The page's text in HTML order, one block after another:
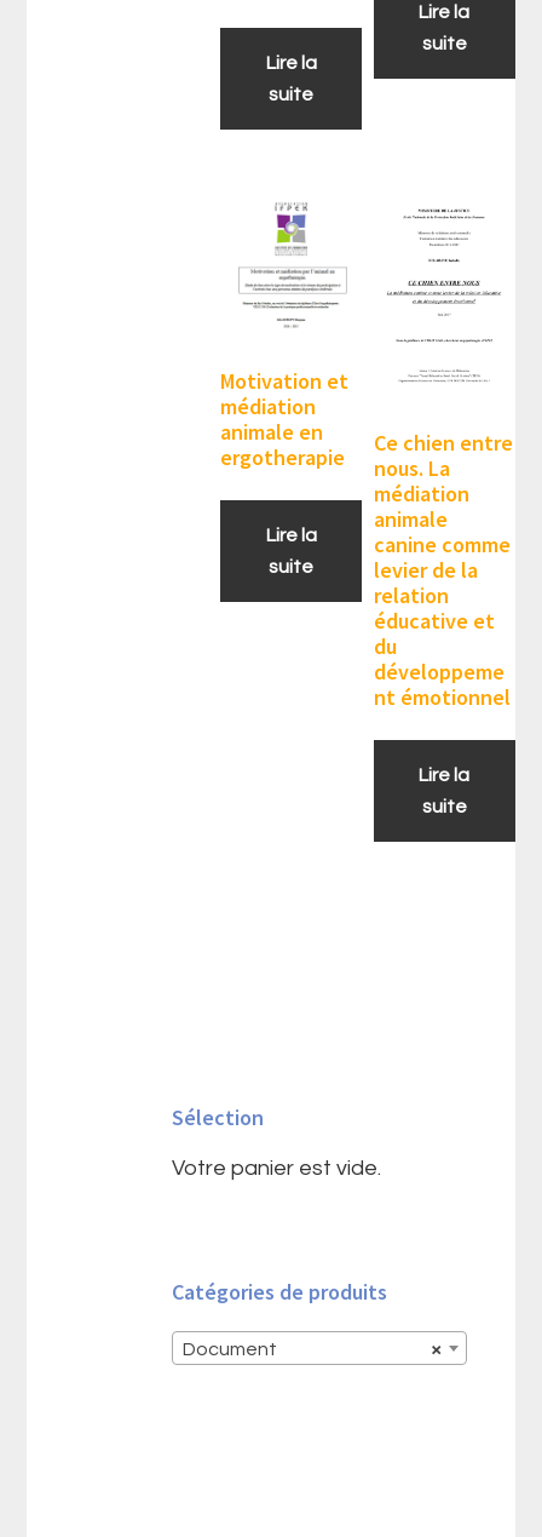
Lire la
suite
Lire la
suite
Motivation et
médiation
animale en
ergotherapie
Lire la
suite
Ce chien entre
nous. La
médiation
animale
canine comme
levier de la
relation
éducative et
du
développeme
nt émotionnel
Lire la
suite
principale
Sélection
Votre panier est vide.
Catégories de produits
×
Document